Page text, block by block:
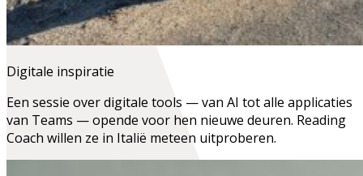
Digitale inspiratie
Een sessie over digitale tools — van AI tot alle applicaties
van Teams — opende voor hen nieuwe deuren. Reading
Coach willen ze in Italië meteen uitproberen.